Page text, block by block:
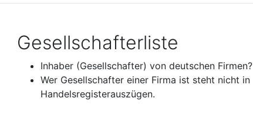
Gesellschafterliste
Inhaber (Gesellschafter) von deutschen Firmen?
Wer Gesellschafter einer Firma ist steht nicht in
Handelsregisterauszügen.